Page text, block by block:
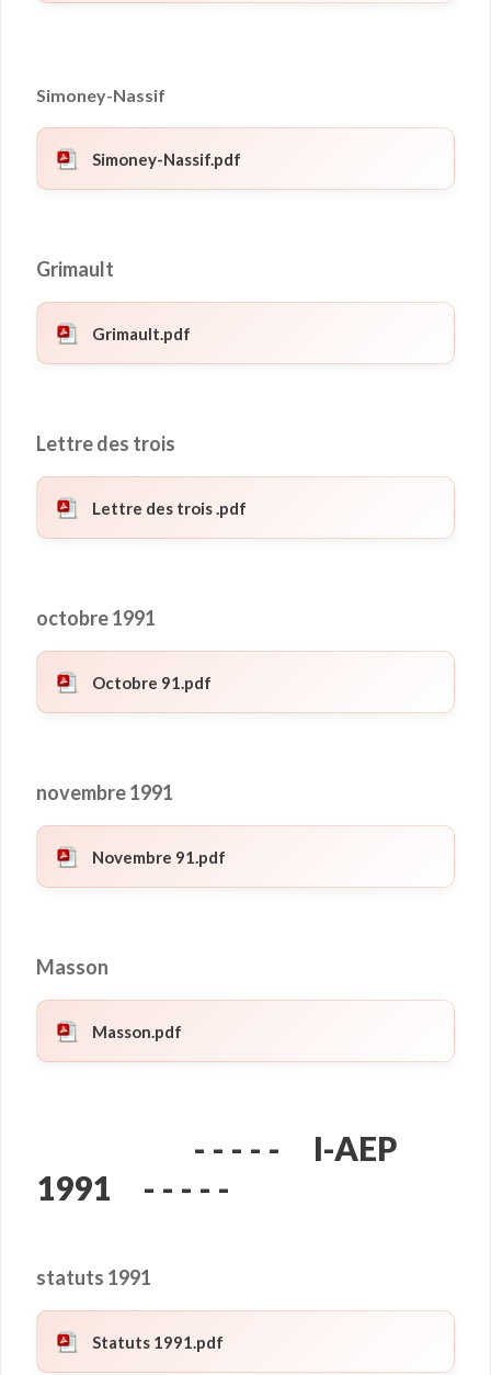
Simoney-Nassif
Simoney-Nassif.pdf
Grimault
Grimault.pdf
Lettre des trois
Lettre des trois .pdf
octobre 1991
Octobre 91.pdf
novembre 1991
Novembre 91.pdf
Masson
Masson.pdf
- - - - - I-AEP
1991 - - - - -
statuts 1991
Statuts 1991.pdf